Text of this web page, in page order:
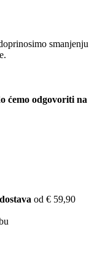
smanjenju
ćemo odgovoriti na
od € 59,90